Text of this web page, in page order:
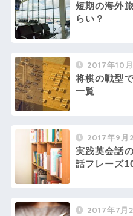
短期の海外
らい？
2017年10
将棋の戦型
一覧
2017年9月
実践英会話
話フレーズ
2017年7月